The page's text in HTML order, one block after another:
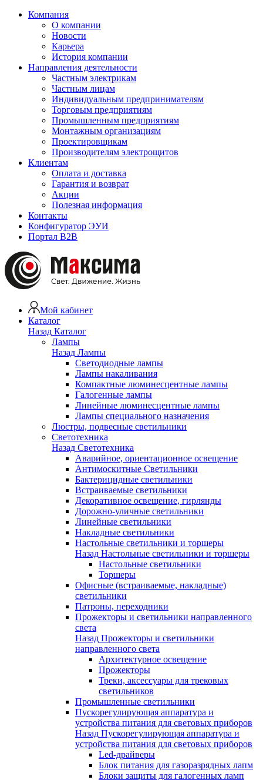
Компания
О компании
Новости
Карьера
История компании
Направления деятельности
Частным электрикам
Частным лицам
Индивидуальным предпринимателям
Торговым предприятиям
Промышленным предприятиям
Монтажным организациям
Проектировщикам
Производителям электрощитов
Клиентам
Оплата и доставка
Гарантия и возврат
Акции
Полезная информация
Контакты
Конфигуратор ЭУИ
Портал B2B
Мой кабинет
Каталог
Назад Каталог
Лампы
Назад Лампы
Светодиодные лампы
Лампы накаливания
Компактные люминесцентные лампы
Галогенные лампы
Линейные люминесцентные лампы
Лампы специального назначения
Люстры, подвесные светильники
Светотехника
Назад Светотехника
Аварийное, ориентационное освещение
Антимоскитные Светильники
Бактерицидные светильники
Встраиваемые светильники
Декоративное освещение, гирлянды
Дорожно-уличные светильники
Линейные светильники
Накладные светильники
Настольные светильники и торшеры
Назад Настольные светильники и торшеры
Настольные светильники
Торшеры
Офисные (встраиваемые, накладные)
светильники
Патроны, переходники
Прожекторы и светильники направленного
света
Назад Прожекторы и светильники
направленного света
Архитектурное освещение
Прожекторы
Треки, аксессуары для трековых
светильников
Промышленные светильники
Пускорегулирующая аппаратура и
устройства питания для световых приборов
Назад Пускорегулирующая аппаратура и
устройства питания для световых приборов
Led-драйверы
Блок питания для газоразрядных лапм
Блоки защиты для галогенных ламп